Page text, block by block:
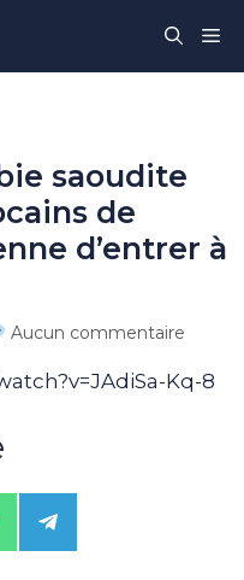
saoudite
de
d’entrer à
Aucun commentaire
Kq-8
Share
on